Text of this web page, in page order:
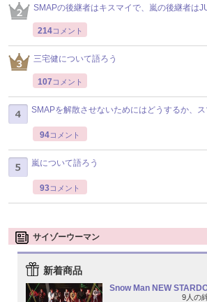
SMAPの後継者はキスマイで、嵐の後継者は
214コメント
三宅健について語ろう
107 コメント
SMAPを解散させないためにはどうするか、ス
94コメント
嵐について語ろう
93コメント
サイゾーウーマン
新着商品
Snow Man NEW
9人の